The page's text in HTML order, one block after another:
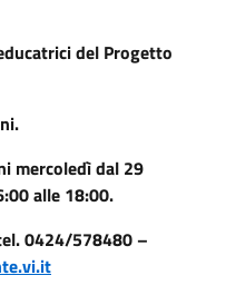
del Progetto
mercoledì dal 29
alle 18:00.
0424/578480 –